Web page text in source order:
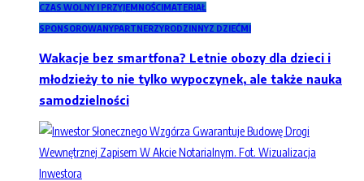
CZAS WOLNY I PRZYJEMNOŚCIMATERIAŁ
SPONSOROWANYPARTNERZYRODZINNYZ DZIEĆMI
Wakacje bez smartfona? Letnie obozy dla dzieci i
młodzieży to nie tylko wypoczynek, ale także nauka
samodzielności